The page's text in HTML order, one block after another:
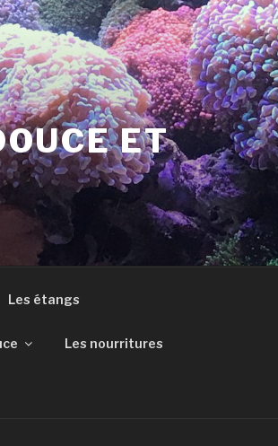
ET
Les étangs
Les nourritures